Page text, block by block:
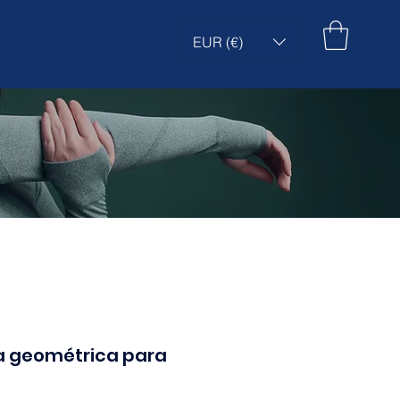
EUR (€)
geométrica para